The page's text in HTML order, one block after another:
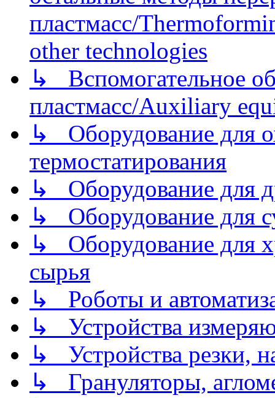
пластмасс/
other technologies
↳ Вспомогательное
пластмасс/Auxiliary
↳ Оборудование для
термостатирования
↳ Оборудование для
↳ Оборудование для
↳ Оборудование для
сырья
↳ Роботы и
↳ Устройства
↳ Устройства резки,
↳ Грануляторы,